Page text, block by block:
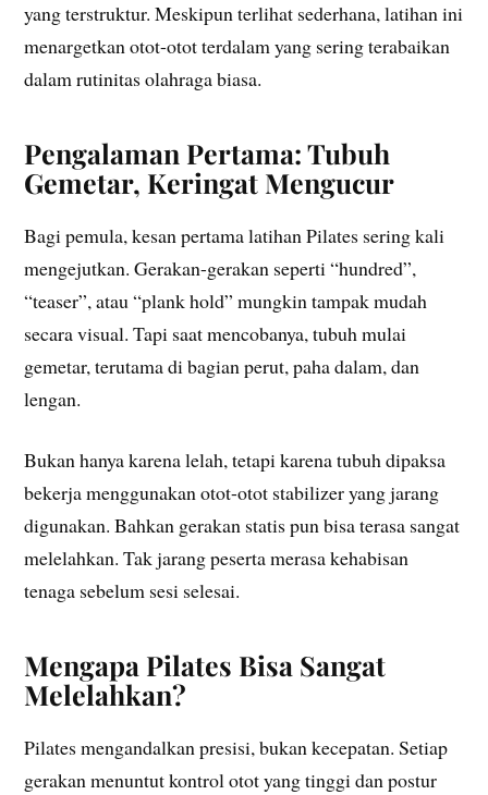
yang terstruktur. Meskipun terlihat sederhana, latihan ini
menargetkan otot-otot terdalam yang sering terabaikan
dalam rutinitas olahraga biasa.
Pengalaman Pertama: Tubuh
Gemetar, Keringat Mengucur
Bagi pemula, kesan pertama latihan Pilates sering kali
mengejutkan. Gerakan-gerakan seperti “hundred”,
“teaser”, atau “plank hold” mungkin tampak mudah
secara visual. Tapi saat mencobanya, tubuh mulai
gemetar, terutama di bagian perut, paha dalam, dan
lengan.
Bukan hanya karena lelah, tetapi karena tubuh dipaksa
bekerja menggunakan otot-otot stabilizer yang jarang
digunakan. Bahkan gerakan statis pun bisa terasa sangat
melelahkan. Tak jarang peserta merasa kehabisan
tenaga sebelum sesi selesai.
Mengapa Pilates Bisa Sangat
Melelahkan?
Pilates mengandalkan presisi, bukan kecepatan. Setiap
gerakan menuntut kontrol otot yang tinggi dan postur